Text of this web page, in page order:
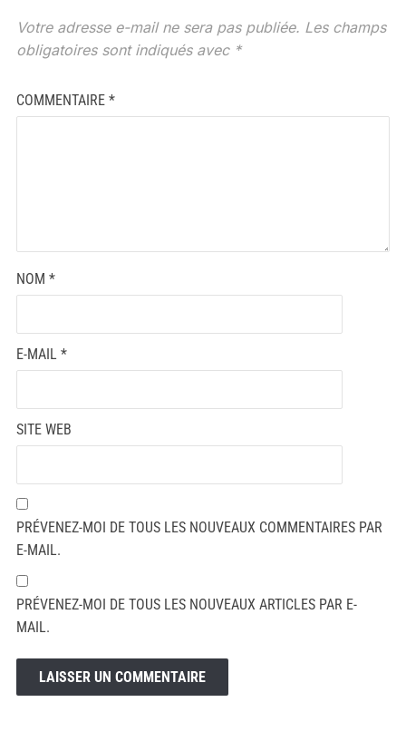
Votre adresse e-mail ne sera pas publiée. Les champs
obligatoires sont indiqués avec *
COMMENTAIRE *
NOM *
E-MAIL *
SITE WEB
PRÉVENEZ-MOI DE TOUS LES NOUVEAUX COMMENTAIRES PAR
E-MAIL.
PRÉVENEZ-MOI DE TOUS LES NOUVEAUX ARTICLES PAR E-
MAIL.